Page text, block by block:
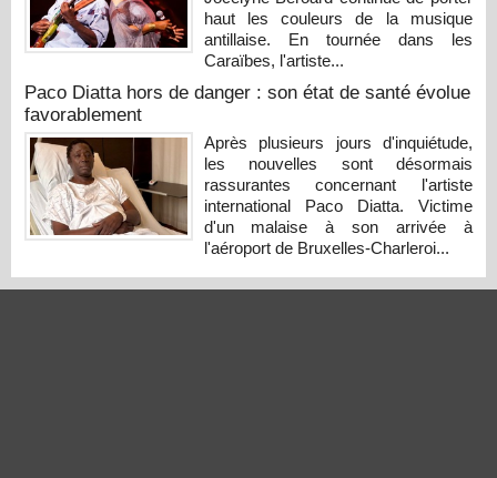
haut les couleurs de la musique
antillaise. En tournée dans les
Caraïbes, l'artiste...
Paco Diatta hors de danger : son état de santé évolue
favorablement
Après plusieurs jours d'inquiétude,
les nouvelles sont désormais
rassurantes concernant l'artiste
international Paco Diatta. Victime
d'un malaise à son arrivée à
l'aéroport de Bruxelles-Charleroi...